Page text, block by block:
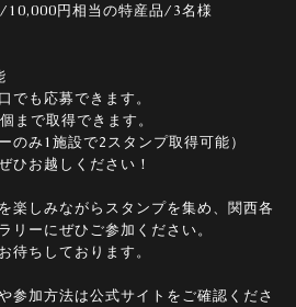
10,000円相当の特産品/3名様
でも応募できます。
まで取得できます。
のみ1施設で2スタンプ取得可能）
ひお越しください！
楽しみながらスタンプを集め、関西各
リーにぜひご参加ください。
待ちしております。
参加方法は公式サイトをご確認くださ